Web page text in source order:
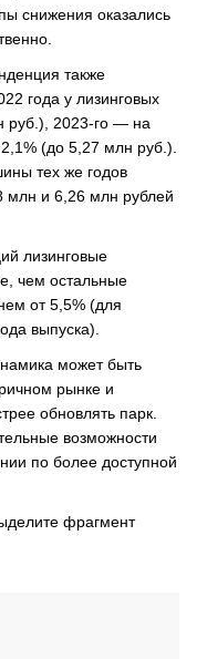
снижения оказались
также
года у лизинговых
руб.), 2023-го — на
(до 5,27 млн руб.).
тех же годов
млн и 6,26 млн рублей
лизинговые
чем остальные
от 5,5% (для
выпуска).
может быть
рынке и
обновлять парк.
возможности
по более доступной
фрагмент